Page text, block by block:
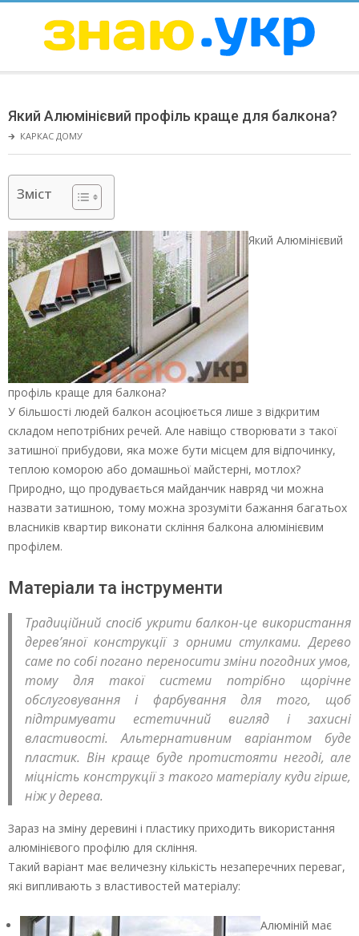
ЗНАЮ
Menu
Який Алюмінієвий профіль краще для балкона?
🡲 КАРКАС ДОМУ
Зміст
Який Алюмінієвий
профіль краще для балкона?
У більшості людей балкон асоціюється лише з відкритим
складом непотрібних речей. Але навіщо створювати з такої
затишної прибудови, яка може бути місцем для відпочинку,
теплою коморою або домашньої майстерні, мотлох?
Природно, що продувається майданчик навряд чи можна
назвати затишною, тому можна зрозуміти бажання багатьох
власників квартир виконати скління балкона алюмінієвим
профілем.
Матеріали та інструменти
Традиційний спосіб укрити балкон-це використання
дерев’яної конструкції з орними стулками. Дерево
саме по собі погано переносити зміни погодних умов,
тому для такої системи потрібно щорічне
обслуговування і фарбування для того, щоб
підтримувати естетичний вигляд і захисні
властивості. Альтернативним варіантом буде
пластик. Він краще буде протистояти негоді, але
міцність конструкції з такого матеріалу куди гірше,
ніж у дерева.
Зараз на зміну деревині і пластику приходить використання
алюмінієвого профілю для скління.
Такий варіант має величезну кількість незаперечних переваг,
які випливають з властивостей матеріалу:
Алюміній має